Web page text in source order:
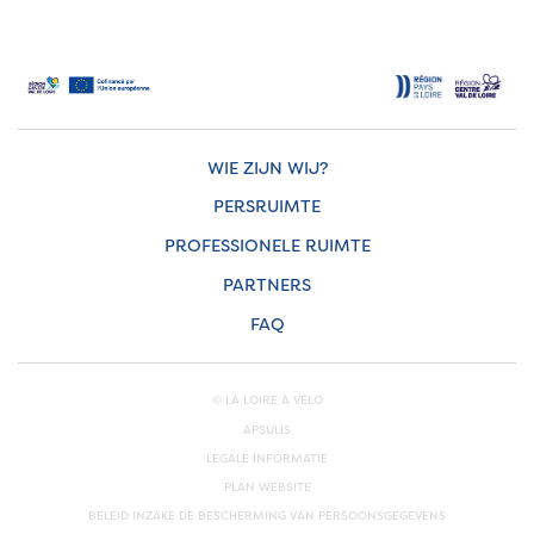
WIE ZIJN WIJ?
PERSRUIMTE
PROFESSIONELE RUIMTE
PARTNERS
FAQ
© LA LOIRE À VÉLO
APSULIS
LEGALE INFORMATIE
PLAN WEBSITE
BELEID INZAKE DE BESCHERMING VAN PERSOONSGEGEVENS